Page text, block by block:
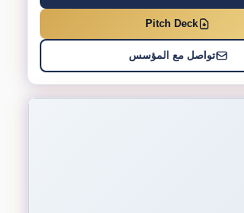
Pitch Deck
تواصل مع المؤسس